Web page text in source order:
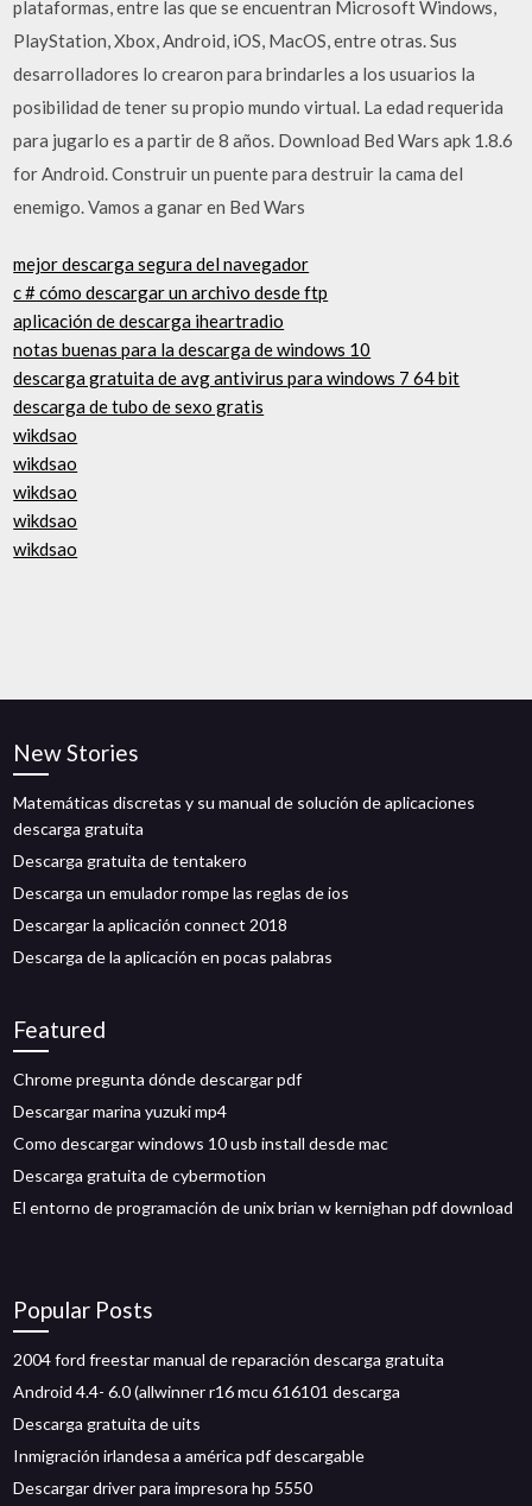
plataformas, entre las que se encuentran Microsoft Windows,
PlayStation, Xbox, Android, iOS, MacOS, entre otras. Sus
desarrolladores lo crearon para brindarles a los usuarios la
posibilidad de tener su propio mundo virtual. La edad requerida
para jugarlo es a partir de 8 años. Download Bed Wars apk 1.8.6
for Android. Construir un puente para destruir la cama del
enemigo. Vamos a ganar en Bed Wars
mejor descarga segura del navegador
c # cómo descargar un archivo desde ftp
aplicación de descarga iheartradio
notas buenas para la descarga de windows 10
descarga gratuita de avg antivirus para windows 7 64 bit
descarga de tubo de sexo gratis
wikdsao
wikdsao
wikdsao
wikdsao
wikdsao
New Stories
Matemáticas discretas y su manual de solución de aplicaciones
descarga gratuita
Descarga gratuita de tentakero
Descarga un emulador rompe las reglas de ios
Descargar la aplicación connect 2018
Descarga de la aplicación en pocas palabras
Featured
Chrome pregunta dónde descargar pdf
Descargar marina yuzuki mp4
Como descargar windows 10 usb install desde mac
Descarga gratuita de cybermotion
El entorno de programación de unix brian w kernighan pdf download
Popular Posts
2004 ford freestar manual de reparación descarga gratuita
Android 4.4- 6.0 (allwinner r16 mcu 616101 descarga
Descarga gratuita de uits
Inmigración irlandesa a américa pdf descargable
Descargar driver para impresora hp 5550